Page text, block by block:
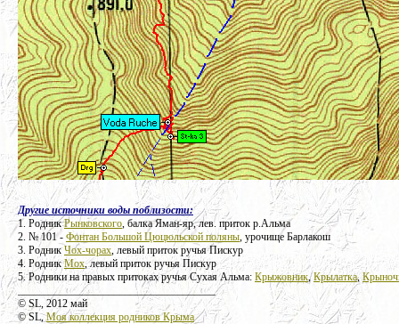
Другие источники воды поблизости:
1. РодникРынковского, балка Яман-яр, лев. приток р.Альма
2. № 101 - Фонтан Большой Цюцюльской поляны, урочище Барлакош
3. РодникЧох-чорах, левый приток ручья Пискур
4. РодникМох, левый приток ручья Пискур
5. Родники на правых притоках ручья Сухая Альма: Крыжовник,Крылатка,
_____________________________________
© SL, 2012 май
© SL,Моя коллекция родников Крыма